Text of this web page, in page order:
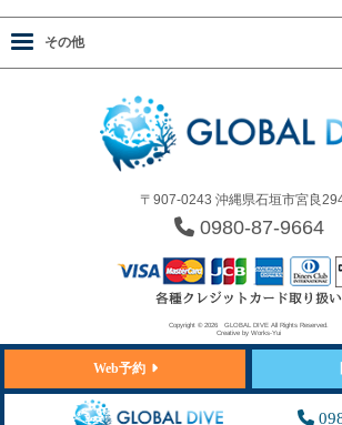
〒907-0243 沖縄県石垣市宮良
0980-87-9664
その他
Copyright © 2026 GLOBAL DIVE All Rights Reserved.
Creative by Works-Yui
Web予約